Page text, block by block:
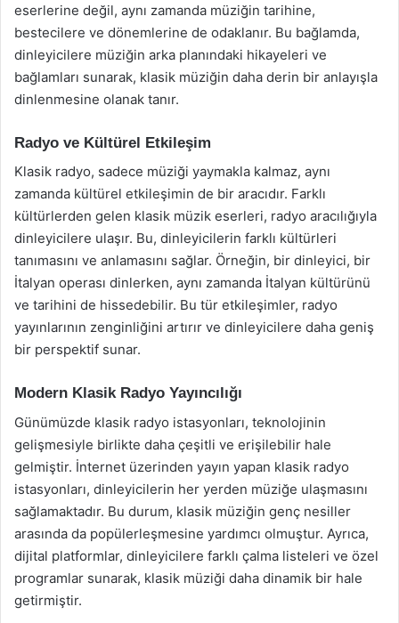
eserlerine değil, aynı zamanda müziğin tarihine,
bestecilere ve dönemlerine de odaklanır. Bu bağlamda,
dinleyicilere müziğin arka planındaki hikayeleri ve
bağlamları sunarak, klasik müziğin daha derin bir anlayışla
dinlenmesine olanak tanır.
Radyo ve Kültürel Etkileşim
Klasik radyo, sadece müziği yaymakla kalmaz, aynı
zamanda kültürel etkileşimin de bir aracıdır. Farklı
kültürlerden gelen klasik müzik eserleri, radyo aracılığıyla
dinleyicilere ulaşır. Bu, dinleyicilerin farklı kültürleri
tanımasını ve anlamasını sağlar. Örneğin, bir dinleyici, bir
İtalyan operası dinlerken, aynı zamanda İtalyan kültürünü
ve tarihini de hissedebilir. Bu tür etkileşimler, radyo
yayınlarının zenginliğini artırır ve dinleyicilere daha geniş
bir perspektif sunar.
Modern Klasik Radyo Yayıncılığı
Günümüzde klasik radyo istasyonları, teknolojinin
gelişmesiyle birlikte daha çeşitli ve erişilebilir hale
gelmiştir. İnternet üzerinden yayın yapan klasik radyo
istasyonları, dinleyicilerin her yerden müziğe ulaşmasını
sağlamaktadır. Bu durum, klasik müziğin genç nesiller
arasında da popülerleşmesine yardımcı olmuştur. Ayrıca,
dijital platformlar, dinleyicilere farklı çalma listeleri ve özel
programlar sunarak, klasik müziği daha dinamik bir hale
getirmiştir.